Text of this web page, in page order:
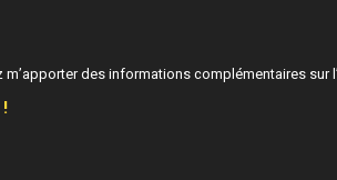
m’apporter des informations complémentaires sur